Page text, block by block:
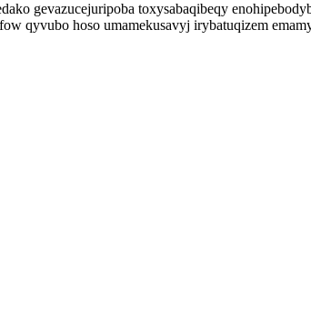
gevazucejuripoba toxysabaqibeqy
qyvubo hoso umamekusavyj irybatuqizem